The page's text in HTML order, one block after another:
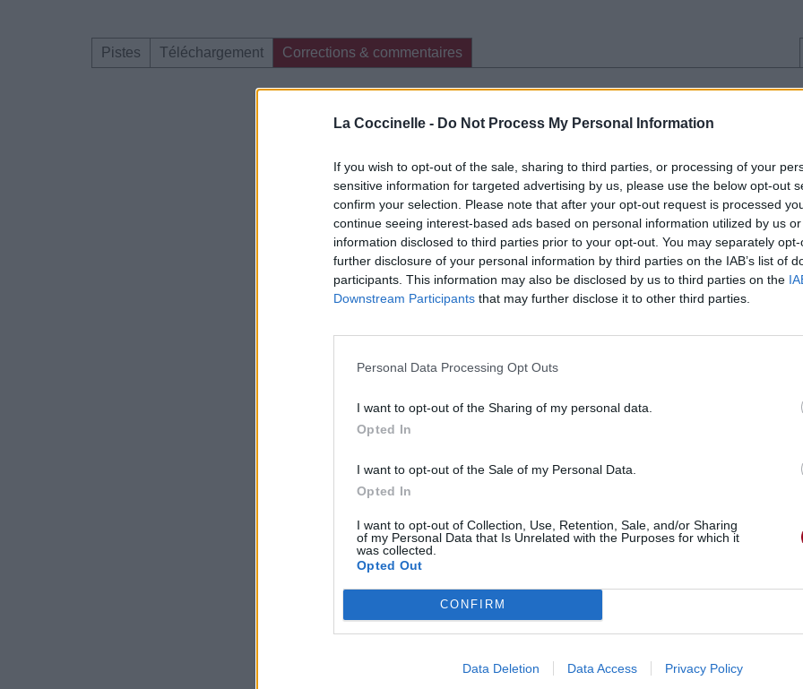
La Coccinelle - Do Not Process My Personal Information
If you wish to opt-out of the sale, sharing to third parties, or processing of your
sensitive information for targeted advertising by us, please use the below opt-out
confirm your selection. Please note that after your opt-out request is processed
continue seeing interest-based ads based on personal information utilized by us
information disclosed to third parties prior to your opt-out. You may separately
further disclosure of your personal information by third parties on the IAB’s list of
participants. This information may also be disclosed by us to third parties on the
Downstream Participants that may further disclose it to other third parties.
Personal Data Processing Opt Outs
I want to opt-out of the Sharing of my personal data.
Opted In
I want to opt-out of the Sale of my Personal Data.
Opted In
I want to opt-out of Collection, Use, Retention, Sale, and/or Sharing
of my Personal Data that Is Unrelated with the Purposes for which it
was collected.
Opted Out
CONFIRM
Data Deletion Data Access Privacy Policy
Pistes Téléchargement Corrections & commentaires